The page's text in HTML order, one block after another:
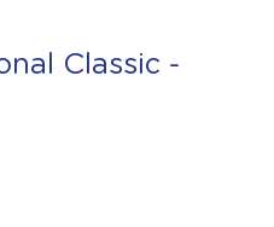
Classic -